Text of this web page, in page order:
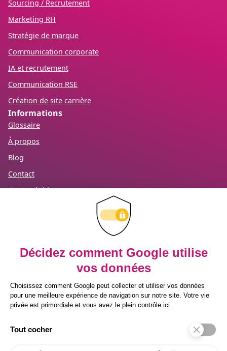
Sourcing / Recrutement
Marketing RH
Stratégie de marque
Communication corporate
IA et recrutement
Communication RSE
Création de site carrière
Informations
Glossaire
À propos
Blog
Contact
Centre d’aide
Recevez notre newsletter
Inscrivez-vous à notre newsletter pour
prendre une longueur d’avance sur vos
enjeux RH.
bonnes pratiques directement par email.